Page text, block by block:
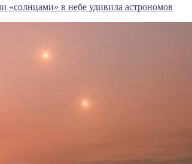
«солнцами» в небе удивила астрономов